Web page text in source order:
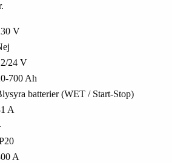
V
24 V
700 Ah
batterier (WET / Start-Stop)
A
A